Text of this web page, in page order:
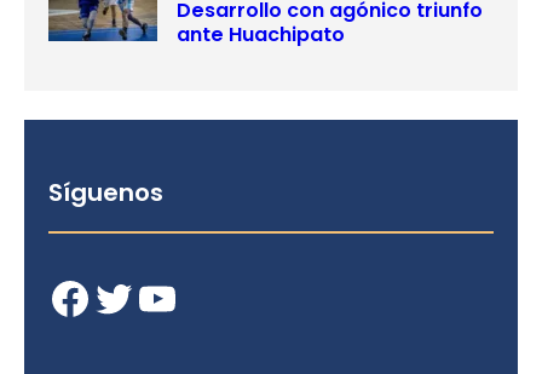
Desarrollo con agónico triunfo
ante Huachipato
Síguenos
Facebook Twitter YouTube